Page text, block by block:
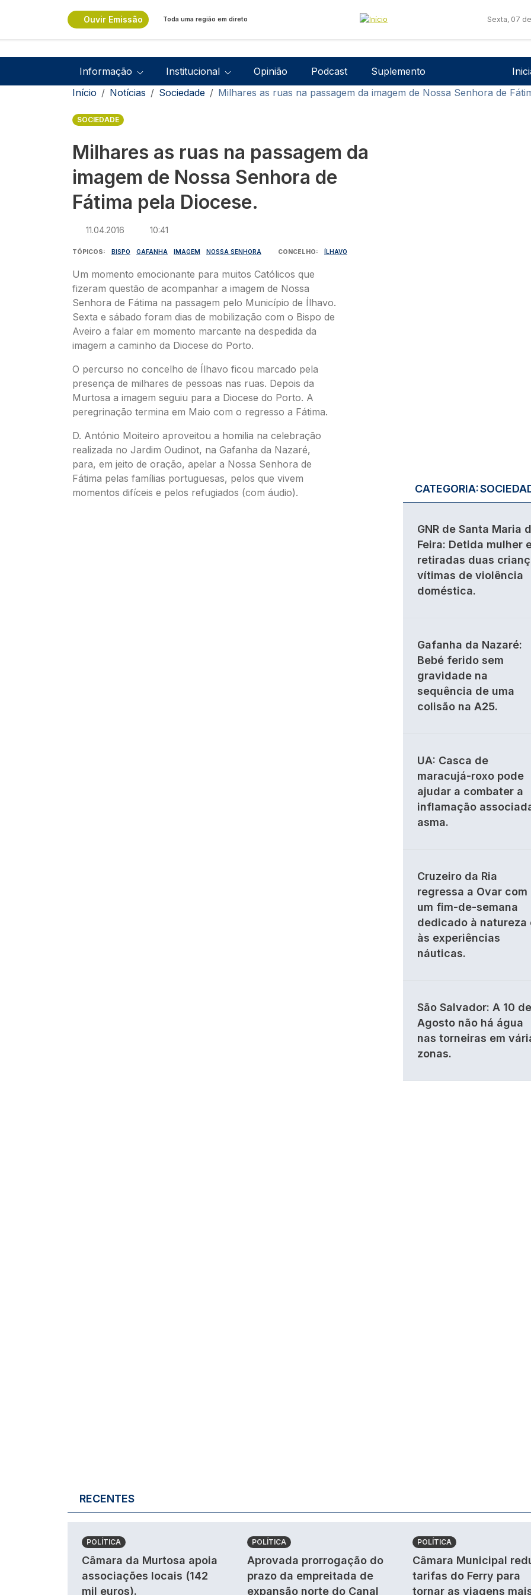
Ouvir Emissão Toda uma região em direto Sexta, 07
Navegação principal
Informação Institucional Opinião Podcast Suplemento
Navegação estrutural
Início Notícias Sociedade Milhares as ruas na passagem da imagem de Nossa Senhora de
SOCIEDADE
Milhares as ruas na passagem da
imagem de Nossa Senhora de
Fátima pela Diocese.
11.04.2016 10:41
TÓPICOS BISPO GAFANHA IMAGEM NOSSA SENHORA CONCELHO ÍLHAVO
Um momento emocionante para muitos Católicos que
fizeram questão de acompanhar a imagem de Nossa
Senhora de Fátima na passagem pelo Município de Ílhavo.
Sexta e sábado foram dias de mobilização com o Bispo de
Aveiro a falar em momento marcante na despedida da
imagem a caminho da Diocese do Porto.
O percurso no concelho de Ílhavo ficou marcado pela
presença de milhares de pessoas nas ruas. Depois da
Murtosa a imagem seguiu para a Diocese do Porto. A
peregrinação termina em Maio com o regresso a Fátima.
D. António Moiteiro aproveitou a homilia na celebração
realizada no Jardim Oudinot, na Gafanha da Nazaré,
para, em jeito de oração, apelar a Nossa Senhora de
Fátima pelas famílias portuguesas, pelos que vivem
momentos difíceis e pelos refugiados (com áudio).
CATEGORIA:
GNR de Santa Maria
Feira: Detida mulher
retiradas duas
vítimas de violência
doméstica.
Gafanha da Nazaré:
Bebé ferido sem
gravidade na
sequência de uma
colisão na A25.
UA: Casca de
maracujá-roxo pode
ajudar a combater a
inflamação
asma.
Cruzeiro da Ria
regressa a Ovar com
um fim-de-semana
dedicado à natureza
às experiências
náuticas.
São Salvador: A 10 de
Agosto não há água
nas torneiras em
zonas.
RECENTES
POLÍTICA
Câmara da Murtosa apoia
associações locais (142
mil euros).
POLÍTICA
Aprovada prorrogação do
prazo da empreitada de
expansão norte do Canal
POLÍTICA
Câmara Municipal
tarifas do Ferry para
tornar as viagens